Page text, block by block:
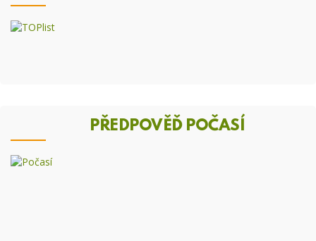
PŘEDPOVĚĎ POČASÍ